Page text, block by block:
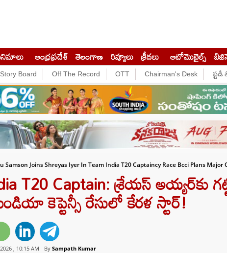
ఆంధ్రప్రదేశ్ తెలంగాణ రివ్యూలు క్రీడలు ఆటోమొబైల్స్
Story Board Off The Record OTT Chairman's Desk స్టడీ
Samson Joins Shreyas Iyer In Team India T20 Captaincy Race Bcci Plans Major
T20 Captain: శ్రేయస్ అయ్యర్‌కు
కెప్టెన్సీ రేసులో కేరళ స్టార్!
, 10:15 AM By Sampath Kumar